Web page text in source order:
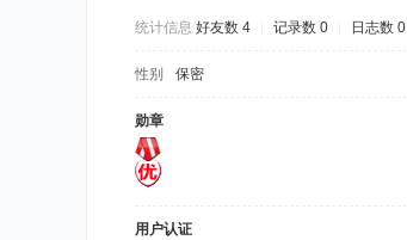
统计信息 好友数 4 记录数 0 日志数 0
性别 保密
勋章
用户认证